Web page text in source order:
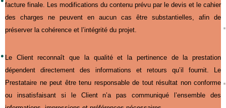
facture finale. Les modifications du contenu prévu par le devis et le cahier
des charges ne peuvent en aucun cas être substantielles, afin de
préserver la cohérence et l’intégrité du projet.
Le Client reconnaît que la qualité et la pertinence de la prestation
dépendent directement des informations et retours qu’il fournit. Le
Prestataire ne peut être tenu responsable de tout résultat non conforme
ou insatisfaisant si le Client n’a pas communiqué l’ensemble des